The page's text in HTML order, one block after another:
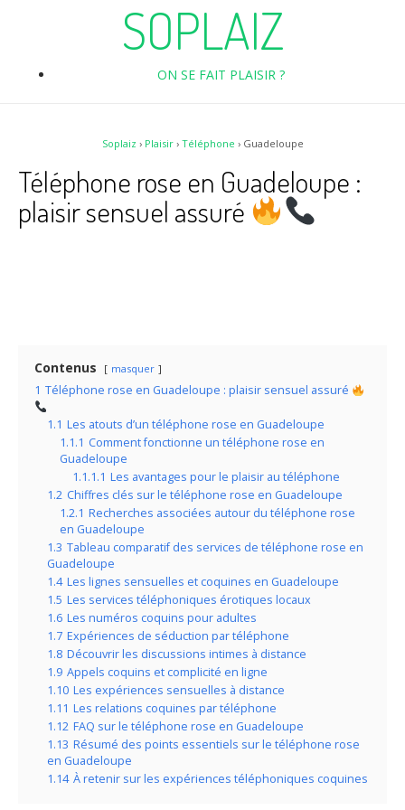
SOPLAIZ
ON SE FAIT PLAISIR ?
Soplaiz › Plaisir› Téléphone › Guadeloupe
Téléphone rose en Guadeloupe :
plaisir sensuel assuré
Contenus masquer
1 Téléphone rose en Guadeloupe : plaisir sensuel assuré
1.1 Les atouts d’un téléphone rose en Guadeloupe
1.1.1 Comment fonctionne un téléphone rose en
Guadeloupe
1.1.1.1 Les avantages pour le plaisir au téléphone
1.2 Chiffres clés sur le téléphone rose en Guadeloupe
1.2.1 Recherches associées autour du téléphone rose
en Guadeloupe
1.3 Tableau comparatif des services de téléphone rose en
Guadeloupe
1.4 Les lignes sensuelles et coquines en Guadeloupe
1.5 Les services téléphoniques érotiques locaux
1.6 Les numéros coquins pour adultes
1.7 Expériences de séduction par téléphone
1.8 Découvrir les discussions intimes à distance
1.9 Appels coquins et complicité en ligne
1.10 Les expériences sensuelles à distance
1.11 Les relations coquines par téléphone
1.12 FAQ sur le téléphone rose en Guadeloupe
1.13 Résumé des points essentiels sur le téléphone rose
en Guadeloupe
1.14 À retenir sur les expériences téléphoniques coquines